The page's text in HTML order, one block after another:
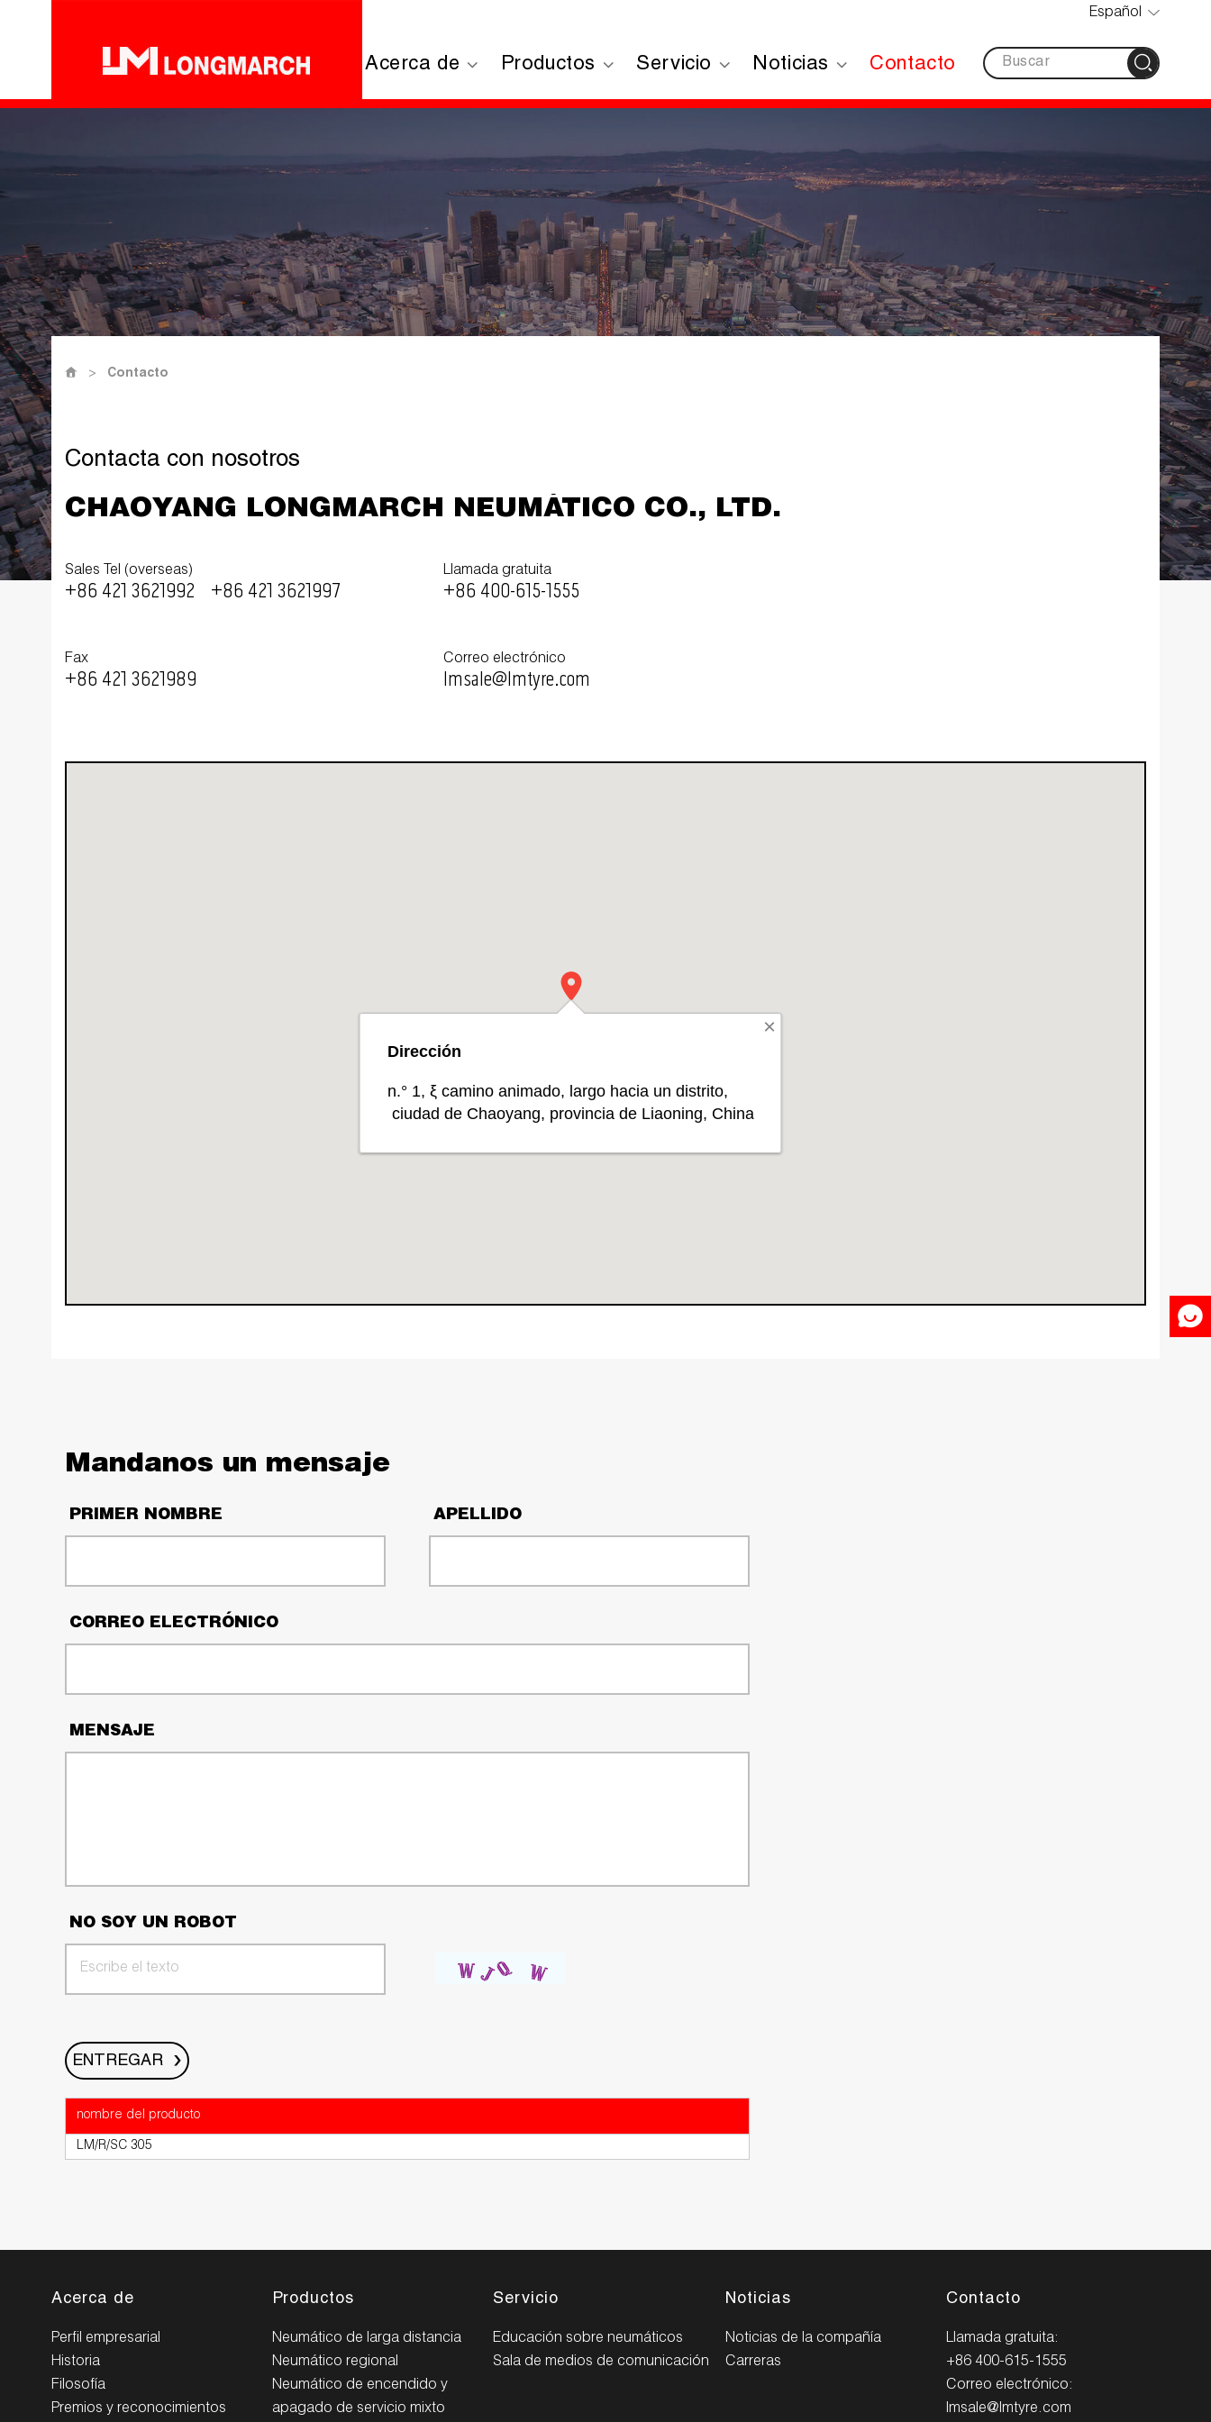
Español
Acerca de Productos Servicio Noticias Contacto
> Contacto
Contacta con nosotros
CHAOYANG LONGMARCH NEUMÁTICO CO., LTD.
Sales Tel (overseas)
+86 421 3621992 +86 421 3621997
Llamada gratuita
+86 400-615-1555
Fax
+86 421 3621989
Correo electrónico
lmsale@lmtyre.com
Mandanos un mensaje
PRIMER NOMBRE APELLIDO
CORREO ELECTRÓNICO
MENSAJE
NO SOY UN ROBOT
ENTREGAR
nombre del producto
LM/R/SC 305
Acerca de
Perfil empresarial
Historia
Filosofía
Premios y reconocimientos
Productos
Neumático de larga distancia
Neumático regional
Neumático de encendido y
apagado de servicio mixto
Servicio
Educación sobre neumáticos
Sala de medios de comunicación
Noticias
Noticias de la compañía
Carreras
Contacto
Llamada gratuita:
+86 400-615-1555
Correo electrónico:
lmsale@lmtyre.com